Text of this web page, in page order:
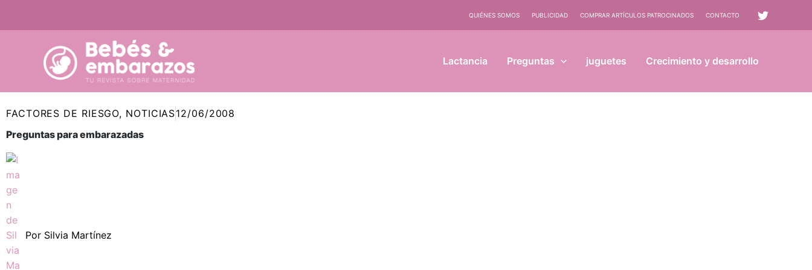
QUIÉNES SOMOS PUBLICIDAD COMPRAR ARTÍCULOS PATROCINADOS CONTACTO
Lactancia Preguntas juguetes Crecimiento y desarrollo
FACTORES DE RIESGO, NOTICIAS12/06/2008
Preguntas para embarazadas
Por Silvia Martínez